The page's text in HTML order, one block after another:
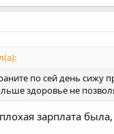
по сей день сижу
здоровье не
зарплата